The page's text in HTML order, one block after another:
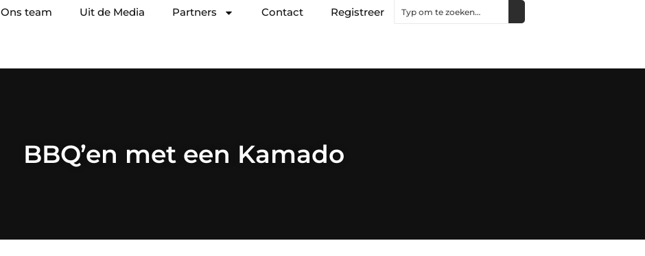
Ons team Uit de Media Partners Contact Registreer
BBQ’en met een Kamado